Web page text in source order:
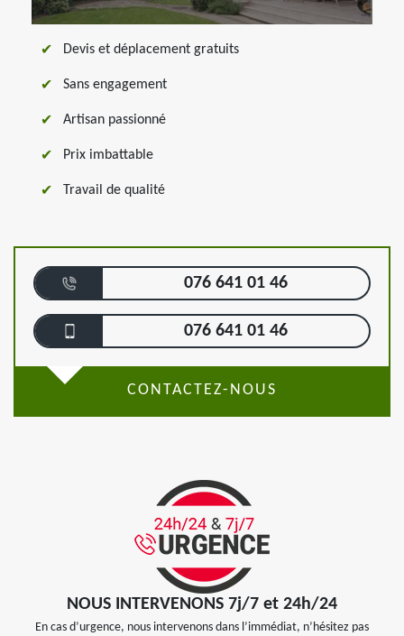
Devis et déplacement gratuits
Sans engagement
Artisan passionné
Prix imbattable
Travail de qualité
076 641 01 46
076 641 01 46
CONTACTEZ-NOUS
NOUS INTERVENONS 7j/7 et 24h/24
En cas d’urgence, nous intervenons dans l’immédiat, n’hésitez pas